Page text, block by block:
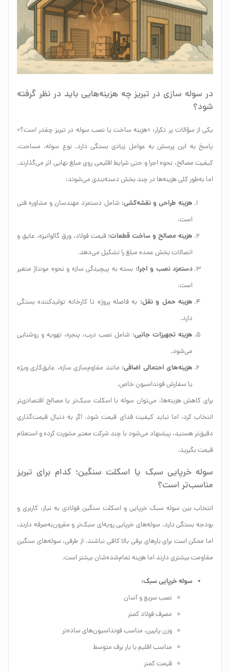
در سوله سازی در تبریز چه هزینه‌هایی باید در نظر گرفته
شود؟
یکی از سؤالات پر تکرار: «هزینه ساخت یا نصب سوله در تبریز چقدر است؟»
پاسخ به این پرسش به عوامل زیادی بستگی دارد. نوع سوله، مساحت،
کیفیت مصالح، نحوه اجرا و حتی شرایط اقلیمی روی مبلغ نهایی اثر می‌گذارند.
اما به‌طور کلی هزینه‌ها در چند بخش دسته‌بندی می‌شوند:
هزینه طراحی و نقشه‌کشی: شامل دستمزد مهندسان و مشاوره فنی
است.
هزینه مصالح و ساخت قطعات: قیمت فولاد، ورق گالوانیزه، عایق و
اتصالات بخش عمده مبلغ را تشکیل می‌دهد.
دستمزد نصب و اجرا: بسته به پیچیدگی سازه و نحوه مونتاژ متغیر
است.
هزینه حمل و نقل: به فاصله پروژه تا کارخانه تولیدکننده بستگی
دارد.
هزینه تجهیزات جانبی: شامل نصب درب، پنجره، تهویه و روشنایی
می‌شود.
هزینه‌های احتمالی اضافی: مانند مقاوم‌سازی سازه، عایق‌کاری ویژه
یا سفارش فونداسیون خاص.
برای کاهش هزینه‌ها، می‌توان سوله با اسکلت سبک‌تر یا مصالح اقتصادی‌تر
انتخاب کرد، اما نباید کیفیت فدای قیمت شود. اگر به دنبال قیمت‌گذاری
دقیق‌تر هستید، پیشنهاد می‌شود با چند شرکت معتبر مشورت کرده و استعلام
قیمت بگیرید.
سوله خرپایی سبک یا اسکلت سنگین؛ کدام برای تبریز
مناسب‌تر است؟
انتخاب بین سوله سبک خرپایی و اسکلت سنگین فولادی به نیاز، کاربری و
بودجه بستگی دارد. سوله‌های خرپایی رویه‌ای سبک‌تر و مقرون‌به‌صرفه دارند،
اما ممکن است برای بارهای برفی بالا کافی نباشند. از طرفی، سوله‌های سنگین
مقاومت بیشتری دارند اما هزینه تمام‌شده‌شان بیشتر است.
سوله خرپایی سبک:
نصب سریع و آسان
مصرف فولاد کمتر
وزن پایین، مناسب فونداسیون‌های ساده‌تر
مناسب اقلیم با بار برف متوسط
قیمت کمتر